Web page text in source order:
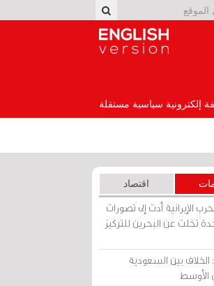
إلكترونية سياسية مستقلة
اقتصاد
الإيرانية أدت إلى تصورات
تخلت عن البحرين للتركيز
بين السعودية
الأوسط